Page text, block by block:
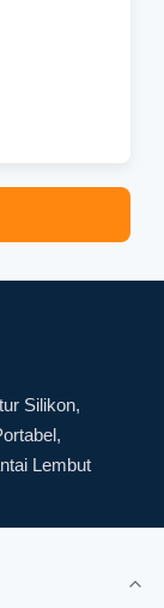
Silikon,
Lembut